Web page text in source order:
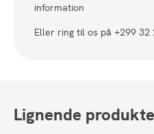
information
Eller ring til os på +299 32
Lignende